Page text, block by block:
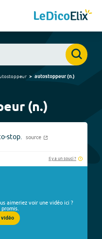
autostoppeur(n.)
(n.)
stop. source
Il y a un souci ?
aimeriez voir une vidéo ici ?
vidéo